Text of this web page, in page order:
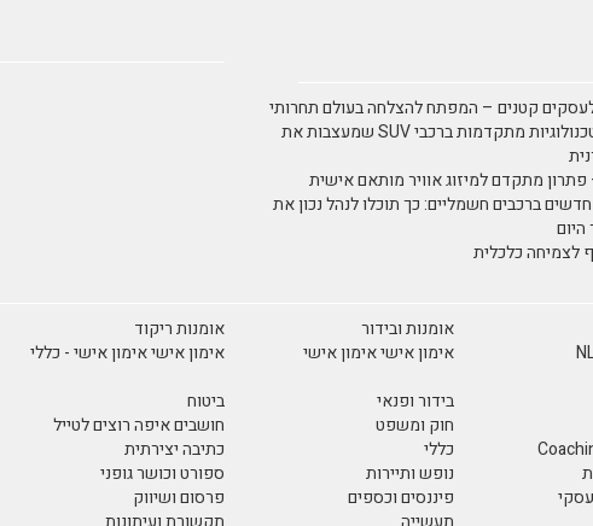
לעסקים קטנים – המפתח להצלחה בעולם תחרותי
נהיגה חכמה: טכנולוגיות מתקדמות ברכבי SUV שמעצבות את
מתקדם למיזוג אוויר מותאם אישית
חדשים ברכבים חשמליים: כך תוכלו לנהל נכון את
היום
אומנות ובידור אומנות ריקוד
אימון אישי אימון אישי אימון אישי אימון אישי - כללי
בידור ופנאי ביטוח
חוק ומשפט חושבים איפה רוצים לטייל
כללי כתיבה יצירתית
נופש ותיירות ספורט וכושר גופני
פיננסים וכספים פרסום ושיווק